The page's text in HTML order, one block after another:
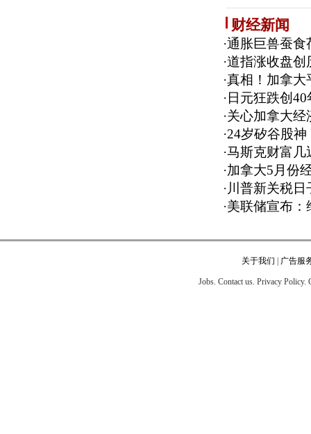
财经新闻
·通胀巨兽蚕食
·道指涨收盘创
·真相！加拿大
· 日元狂跌创
·关心加拿大经
·24岁矽谷股
·马斯克财富几
·加拿大5月份
·川普新关税
·美联储宣布：
关于我们 广告服
Jobs. Contact us. Privacy